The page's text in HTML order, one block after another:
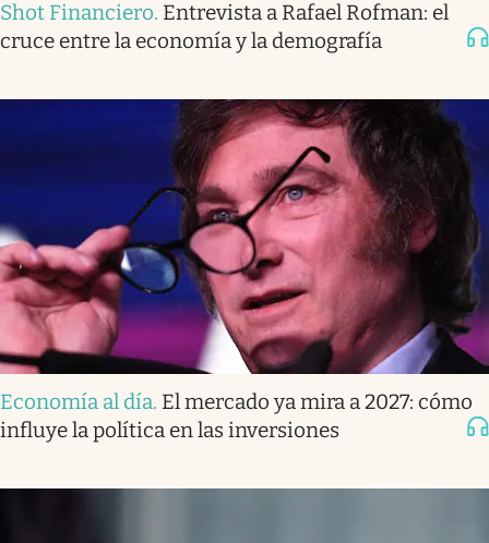
Shot Financiero. Entrevista a Rafael Rofman: el
cruce entre la economía y la demografía
Economía al día. El mercado ya mira a 2027: cómo
influye la política en las inversiones